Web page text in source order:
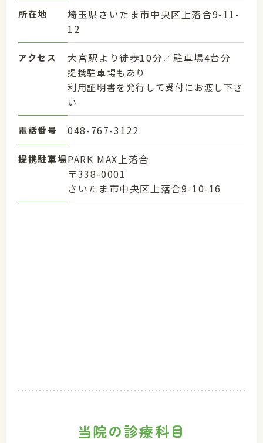
所在地
埼玉県さいたま市中央区上落合9-11-
12
アクセス 大宮駅より徒歩10分／駐車場4台分
提携駐車場もあり
利用証明書を発行して受付にお渡し下さ
い
電話番号 048-767-3122
提携駐車場PARK MAX上落合
〒338-0001
さいたま市中央区上落合9-10-16
当院の診療科目